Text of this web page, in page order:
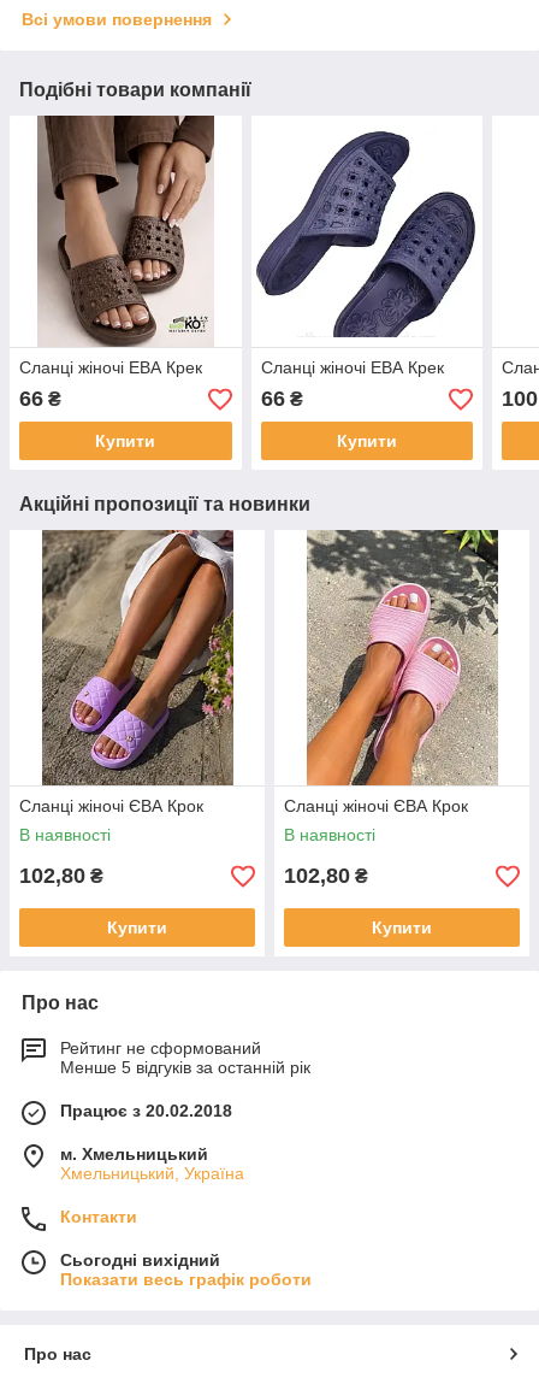
Всі умови повернення
Подібні товари компанії
Сланці жіночі ЕВА Крек
66 ₴
Купити
Сланці жіночі ЕВА Крек
66₴
Купити
Акційні пропозиції та новинки
Сланці жіночі ЄВА Крок
В наявності
102,80 ₴
Купити
Сланці жіночі ЄВА Крок
В наявності
102,80 ₴
Купити
Про нас
Рейтинг не сформований
Менше 5 відгуків за останній рік
Працює з 20.02.2018
м. Хмельницький
Хмельницький, Україна
Контакти
Сьогодні вихідний
Показати весь графік роботи
Про нас